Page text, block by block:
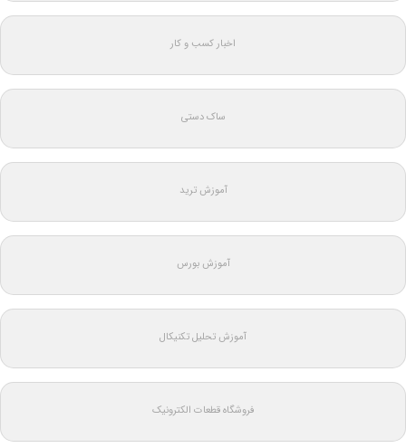
اخبار کسب و کار
ساک دستی
آموزش ترید
آموزش بورس
آموزش تحلیل تکنیکال
فروشگاه قطعات الکترونیک